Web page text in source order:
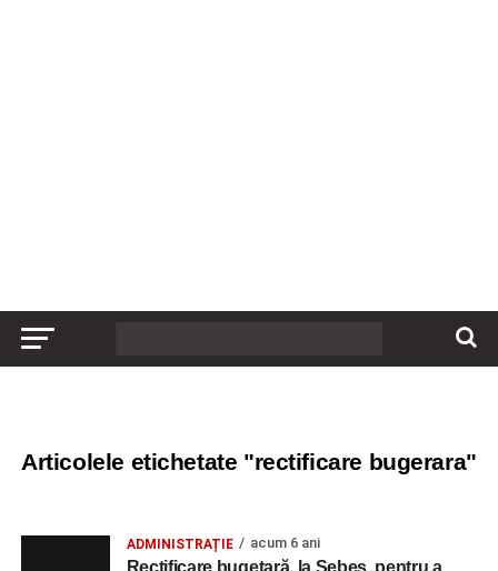
Articolele etichetate "rectificare bugerara"
ADMINISTRAȚIE acum 6 ani
Rectificare bugetară, la Sebeș, pentru a